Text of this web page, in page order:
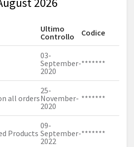
Ultimo
Controllo
Codice
03-
September-
2020
*******
all orders
25-
November-
2020
*******
Products
09-
September-
2022
*******